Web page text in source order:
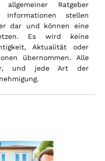
Ratgeber
Informationen stellen
dar und können eine
Es wird keine
Aktualität oder
übernommen. Alle
und jede Art der